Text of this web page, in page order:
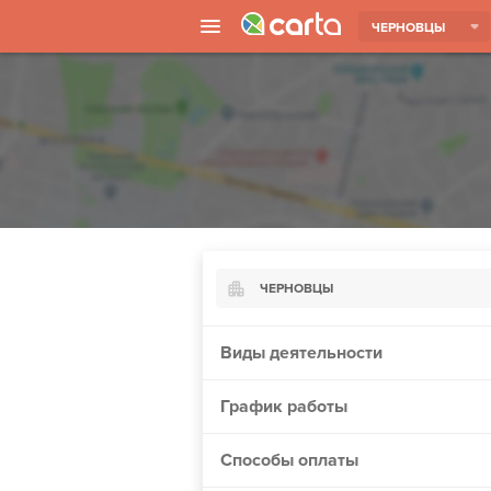
ЧЕРНОВЦЫ
ЧЕРНОВЦЫ
Борисполь
Виды деятельности
График работы
Способы оплаты